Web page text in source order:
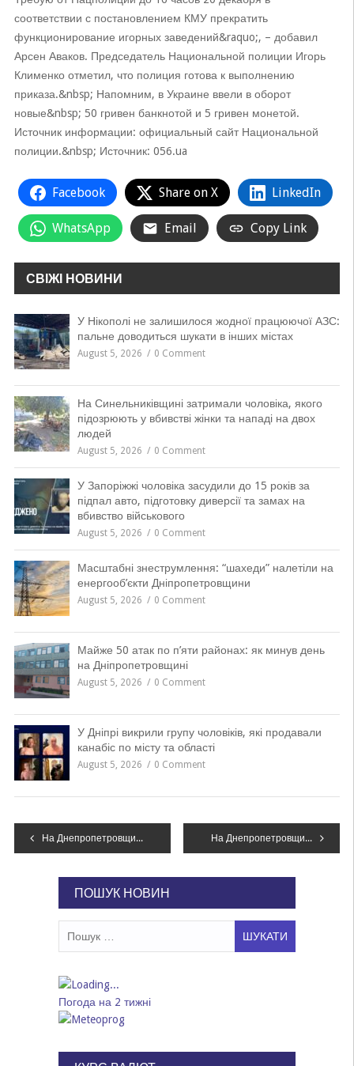
соответствии с постановлением КМУ прекратить
функционирование игорных заведений&raquo;, – добавил
Арсен Аваков. Председатель Национальной полиции Игорь
Клименко отметил, что полиция готова к выполнению
приказа.&nbsp; Напомним, в Украине ввели в оборот
новые&nbsp; 50 гривен банкнотой и 5 гривен монетой.
Источник информации: официальный сайт Национальной
полиции.&nbsp; Источник: 056.ua
Facebook Share on X LinkedIn
WhatsApp Email Copy Link
СВІЖІ НОВИНИ
У Нікополі не залишилося жодної працюючої АЗС:
пальне доводиться шукати в інших містах
August 5, 2026 0 Comment
На Синельниківщині затримали чоловіка, якого
підозрюють у вбивстві жінки та нападі на двох
людей
August 5, 2026 0 Comment
У Запоріжжі чоловіка засудили до 15 років за
підпал авто, підготовку диверсії та замах на
вбивство військового
August 5, 2026 0 Comment
Масштабні знеструмлення: “шахеди” налетіли на
енергооб’єкти Дніпропетровщини
August 5, 2026 0 Comment
Майже 50 атак по п’яти районах: як минув день
на Дніпропетровщині
August 5, 2026 0 Comment
У Дніпрі викрили групу чоловіків, які продавали
канабіс по місту та області
August 5, 2026 0 Comment
Навігація
На Днепропетровщине разыскали водителя, который сбил насмерть парня и скрылся с места преступления На Днепропетровщине за неделю продали более 10 тысяч елок
ПОШУК НОВИН
Погода на 2 тижні